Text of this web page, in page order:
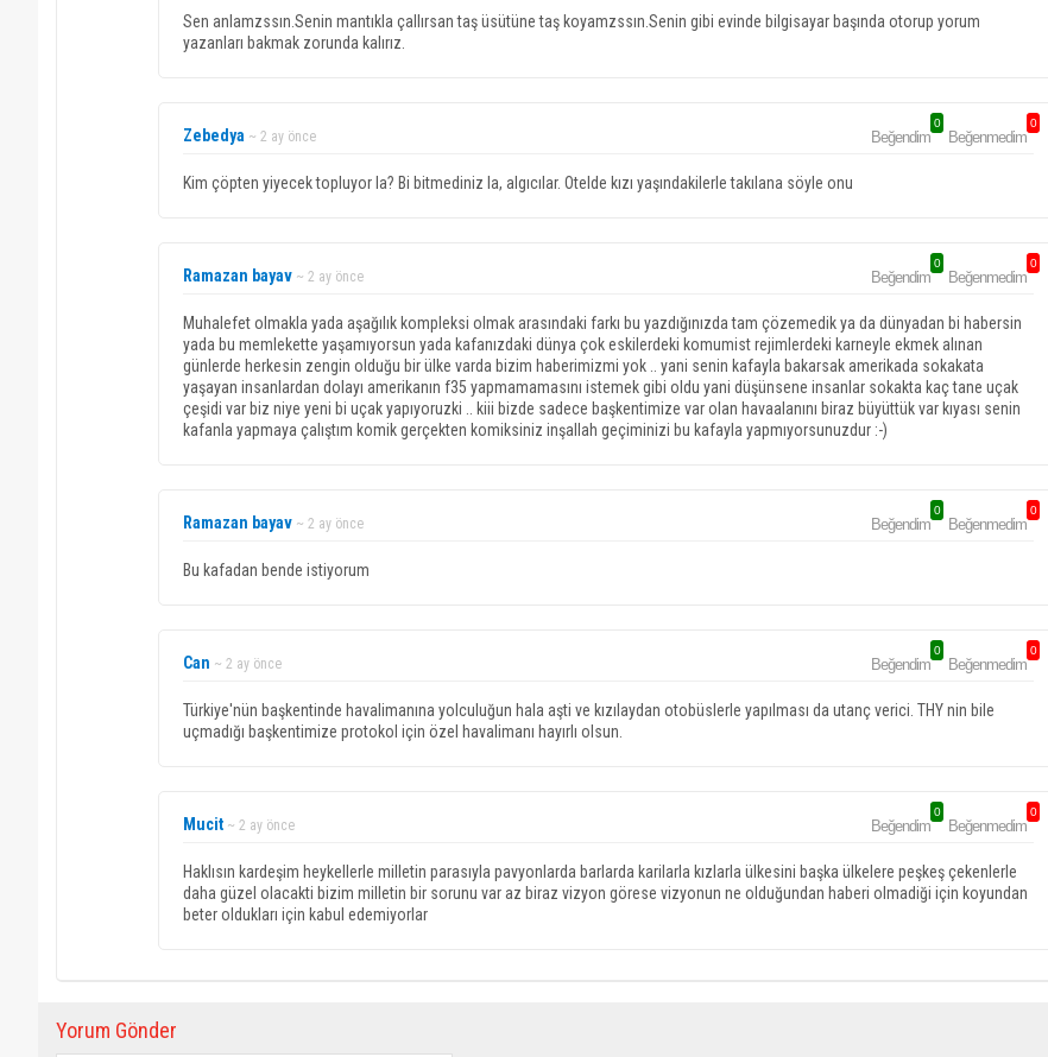
Sen anlamzssın.Senin mantıkla çallırsan taş üsütüne taş koyamzssın.Senin gibi evinde bilgisayar başında otorup yorum
yazanları bakmak zorunda kalırız.
Zebedya ~ 2 ay önce Beğendim
0
Beğenmedim
0
Kim çöpten yiyecek topluyor la? Bi bitmediniz la, algıcılar. Otelde kızı yaşındakilerle takılana söyle onu
Ramazan bayav ~ 2 ay önce Beğendim
0
Beğenmedim
0
Muhalefet olmakla yada aşağılık kompleksi olmak arasındaki farkı bu yazdığınızda tam çözemedik ya da dünyadan bi habersin
yada bu memlekette yaşamıyorsun yada kafanızdaki dünya çok eskilerdeki komumist rejimlerdeki karneyle ekmek alınan
günlerde herkesin zengin olduğu bir ülke varda bizim haberimizmi yok .. yani senin kafayla bakarsak amerikada sokakata
yaşayan insanlardan dolayı amerikanın f35 yapmamamasını istemek gibi oldu yani düşünsene insanlar sokakta kaç tane uçak
çeşidi var biz niye yeni bi uçak yapıyoruzki .. kiii bizde sadece başkentimize var olan havaalanını biraz büyüttük var kıyası senin
kafanla yapmaya çalıştım komik gerçekten komiksiniz inşallah geçiminizi bu kafayla yapmıyorsunuzdur :-)
Ramazan bayav ~ 2 ay önce Beğendim
0
Beğenmedim
0
Bu kafadan bende istiyorum
Can ~ 2 ay önce Beğendim
0
Beğenmedim
0
Türkiye'nün başkentinde havalimanına yolculuğun hala aşti ve kızılaydan otobüslerle yapılması da utanç verici. THY nin bile
uçmadığı başkentimize protokol için özel havalimanı hayırlı olsun.
Mucit ~ 2 ay önce Beğendim
0
Beğenmedim
0
Haklısın kardeşim heykellerle milletin parasıyla pavyonlarda barlarda karilarla kızlarla ülkesini başka ülkelere peşkeş çekenlerle
daha güzel olacakti bizim milletin bir sorunu var az biraz vizyon görese vizyonun ne olduğundan haberi olmadiği için koyundan
beter oldukları için kabul edemiyorlar
Yorum Gönder